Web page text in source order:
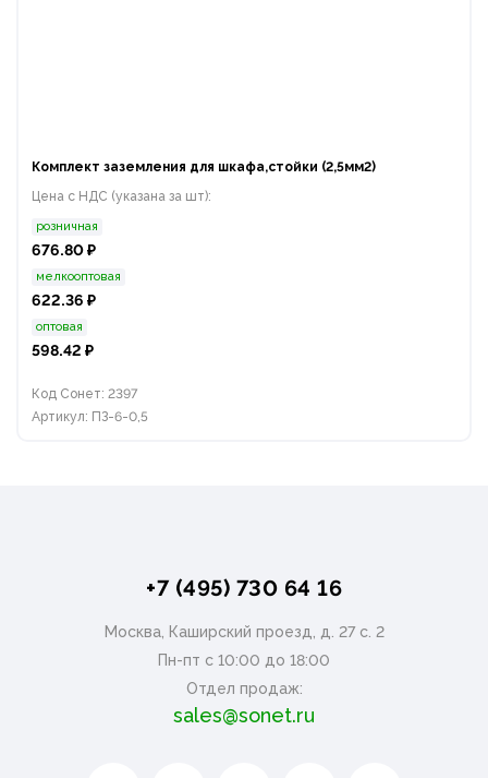
Комплект заземления для шкафа,стойки (2,5мм2)
Цена с НДС (указана за шт):
розничная
676.80 ₽
мелкооптовая
622.36 ₽
оптовая
598.42 ₽
Код Сонет: 2397
Артикул: ПЗ-6-0,5
+7 (495) 730 64 16
Москва, Каширский проезд, д. 27 с. 2
Пн-пт с 10:00 до 18:00
Отдел продаж:
sales@sonet.ru